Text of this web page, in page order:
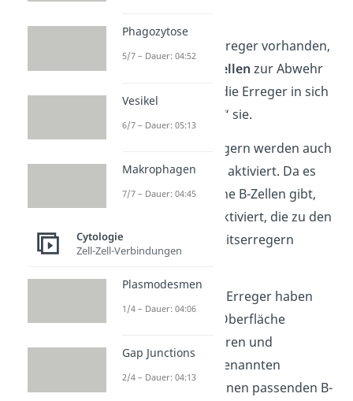
Sind nur wenige Erreger vorhanden,
Fresszellen zur Abwehr
aus. Sie schließen die Erreger in sich
ein und „verdauen“ sie.
Bei mehreren Erregern werden auch
dieB-Lymphzellen
aktiviert. Da es
jedoch verschiedene B-Zellen gibt,
aktiviert, die zu den
jeweiligen Krankheitserregern
Die verschiedenen Erreger haben
nämlich auf ihrer Oberfläche
besondere Strukturen und
Merkmale, die sogenannten
Antigene
. Die zu ihnen passenden B-
Phagozytose
5/7 – Dauer: 04:52
Vesikel
6/7 – Dauer: 05:13
Makrophagen
7/7 – Dauer: 04:45
Cytologie
Zell-Zell-Verbindungen
Plasmodesmen
1/4 – Dauer: 04:06
Gap Junctions
2/4 – Dauer: 04:13